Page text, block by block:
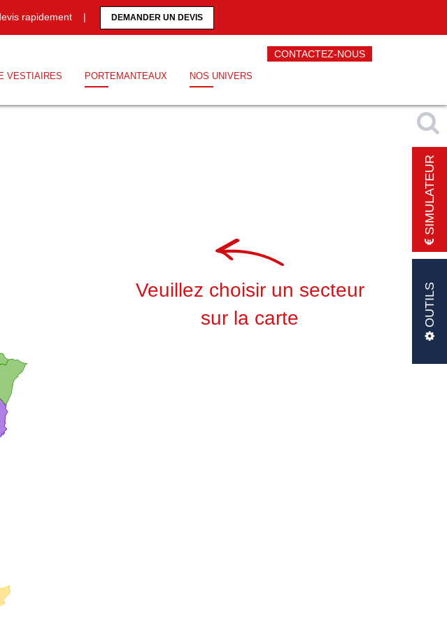
rapidement | DEMANDER UN DEVIS
CONTACTEZ-NOUS
VESTIAIRES PORTEMANTEAUX NOS UNIVERS
Veuillez choisir un secteur
sur la carte
SIMULATEUR
OUTILS